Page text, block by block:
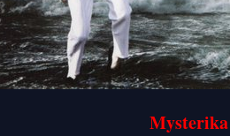
Mysterika